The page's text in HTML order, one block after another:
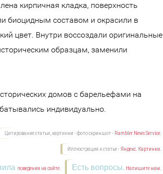
кирпичная кладка, поверхность
биоцидным составом и окрасили в
цвет. Внутри воссоздали оригинальные
образцам, заменили
домов с барельефами на
индивидуально.
Цитирование статьи, картинки - фото скриншот - Rambler News Service.
Иллюстрация к статье - Яндекс. Картинки.
Есть вопросы. Напишите нам.
поведения на сайте.